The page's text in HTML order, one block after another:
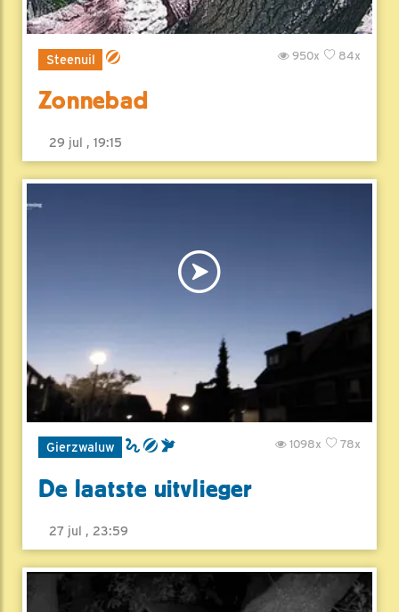
Steenuil 84x
950x
Zonnebad
29 jul , 19:15
Gierzwaluw 78x
1098x
De laatste uitvlieger
27 jul , 23:59